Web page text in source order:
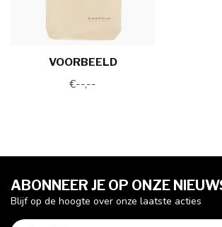
VOORBEELD
€--,--
ABONNEER JE OP ONZE
Blijf op de hoogte over onze laatste acties